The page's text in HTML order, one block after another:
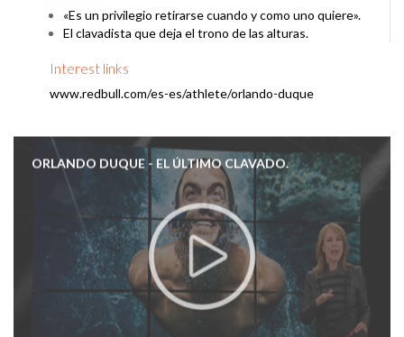
«Es un privilegio retirarse cuando y como uno quiere».
El clavadista que deja el trono de las alturas.
Interest links
www.redbull.com/es-es/athlete/orlando-duque
ORLANDO DUQUE - EL ÚLTIMO CLAVADO.